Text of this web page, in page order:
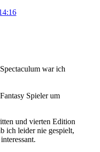
Spectaculum war ich
Spieler um
und vierten Edition
ich leider nie gespielt,